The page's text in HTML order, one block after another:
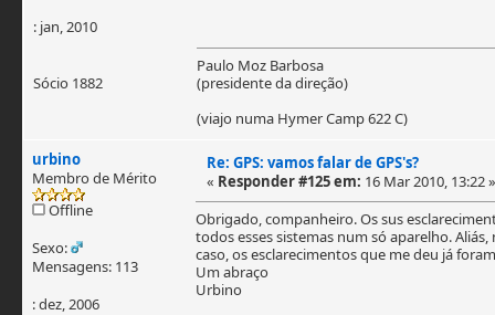
: jan, 2010
Sócio 1882
Paulo Moz Barbosa
(presidente da direção)
(viajo numa Hymer Camp 622 C)
urbino
Membro de Mérito
Offline
Sexo:
Mensagens: 113
: dez, 2006
Re: GPS: vamos falar de GPS's?
« Responder #125 em: 16 Mar 2010, 13:22 »
Obrigado, companheiro. Os sus
todos esses sistemas num só aparelho.
caso, os esclarecimentos que me deu já
Um abraço
Urbino